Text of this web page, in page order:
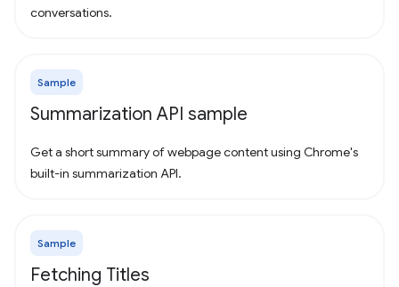
conversations.
Sample
Summarization API sample
Get a short summary of webpage content using Chrome's
built-in summarization API.
Sample
Fetching Titles